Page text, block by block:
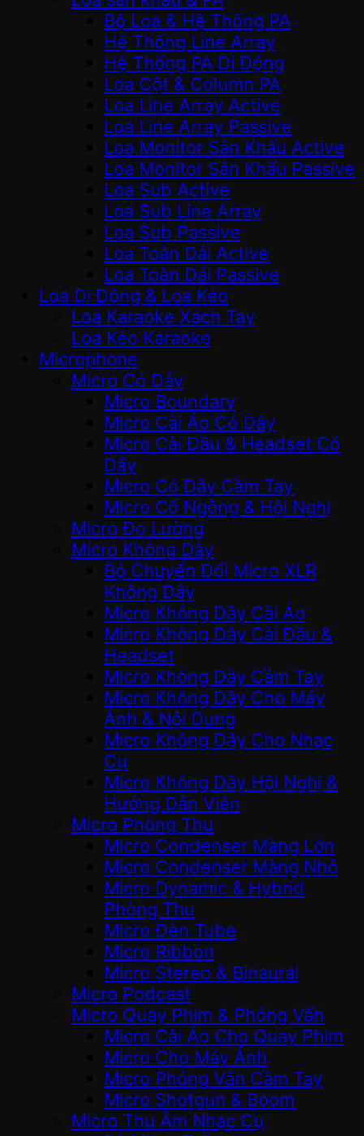
Bộ Loa & Hệ Thống PA
Hệ Thống Line Array
Hệ Thống PA Di Động
Loa Cột & Column PA
Loa Line Array Active
Loa Line Array Passive
Loa Monitor Sân Khấu Active
Loa Monitor Sân Khấu Passive
Loa Sub Active
Loa Sub Line Array
Loa Sub Passive
Loa Toàn Dải Active
Loa Toàn Dải Passive
Loa Di Động & Loa Kéo
Loa Karaoke Xách Tay
Loa Kéo Karaoke
Microphone
Micro Có Dây
Micro Boundary
Micro Cài Áo Có Dây
Micro Cài Đầu & Headset Có
Dây
Micro Có Dây Cầm Tay
Micro Cổ Ngỗng & Hội Nghị
Micro Đo Lường
Micro Không Dây
Bộ Chuyển Đổi Micro XLR
Không Dây
Micro Không Dây Cài Áo
Micro Không Dây Cài Đầu &
Headset
Micro Không Dây Cầm Tay
Micro Không Dây Cho Máy
Ảnh & Nội Dung
Micro Không Dây Cho Nhạc
Cụ
Micro Không Dây Hội Nghị &
Hướng Dẫn Viên
Micro Phòng Thu
Micro Condenser Màng Lớn
Micro Condenser Màng Nhỏ
Micro Dynamic & Hybrid
Phòng Thu
Micro Đèn Tube
Micro Ribbon
Micro Stereo & Binaural
Micro Podcast
Micro Quay Phim & Phỏng Vấn
Micro Cài Áo Cho Quay Phim
Micro Cho Máy Ảnh
Micro Phỏng Vấn Cầm Tay
Micro Shotgun & Boom
Micro Thu Âm Nhạc Cụ